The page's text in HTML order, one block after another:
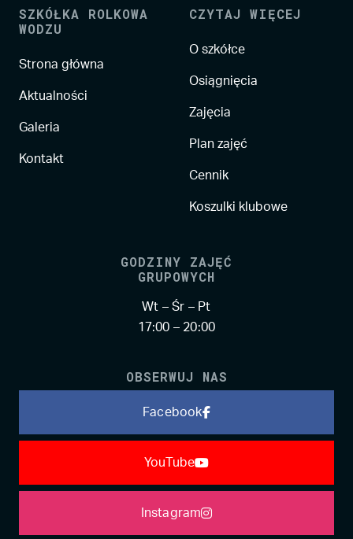
SZKÓŁKA ROLKOWA
WODZU
Strona główna
Aktualności
Galeria
Kontakt
CZYTAJ WIĘCEJ
O szkółce
Osiągnięcia
Zajęcia
Plan zajęć
Cennik
Koszulki klubowe
GODZINY ZAJĘĆ
GRUPOWYCH
Wt – Śr – Pt
17:00 – 20:00
OBSERWUJ NAS
Facebook
YouTube
Instagram